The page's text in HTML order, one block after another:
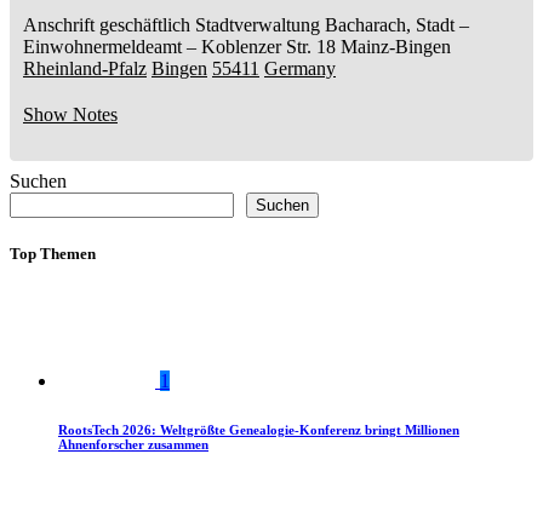
Anschrift geschäftlich Stadtverwaltung Bacharach, Stadt –
Einwohnermeldeamt – Koblenzer Str. 18 Mainz-Bingen
Rheinland-Pfalz Bingen 55411 Germany
Show Notes
Suchen
Suchen
Top Themen
1
RootsTech 2026: Weltgrößte Genealogie-Konferenz bringt Millionen
Ahnenforscher zusammen